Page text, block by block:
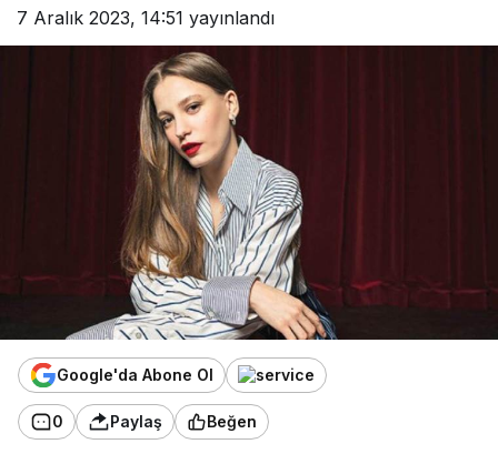
7 Aralık 2023, 14:51 yayınlandı
Google'da Abone Ol
0 Paylaş Beğen